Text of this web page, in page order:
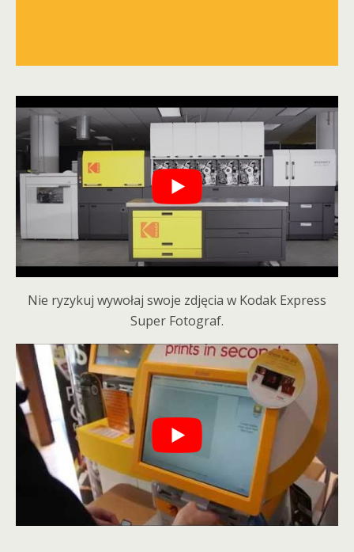
Nie ryzykuj wywołaj swoje zdjęcia w Kodak Express
Super Fotograf.